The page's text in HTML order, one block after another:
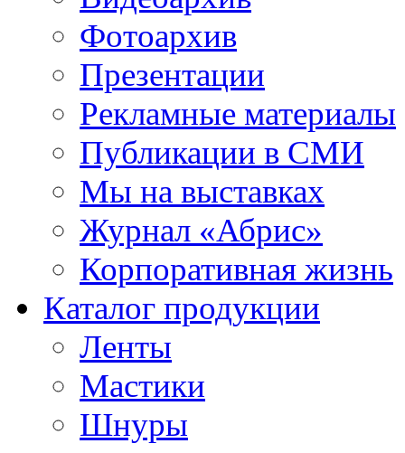
Фотоархив
Презентации
Рекламные материалы
Публикации в СМИ
Мы на выставках
Журнал «Абрис»
Корпоративная жизнь
Каталог продукции
Ленты
Мастики
Шнуры